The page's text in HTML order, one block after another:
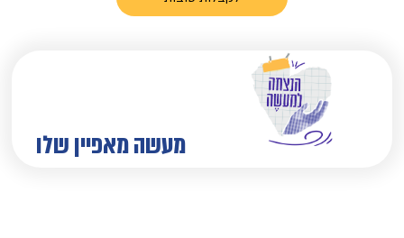
מעשה מאפיין שלו